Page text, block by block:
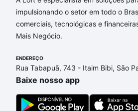
impulsionando o setor em todo o
comerciais, tecnológicas e
Mais Negócio.
ENDEREÇO
Rua Tabapuã, 743 - Itaim Bibi, São
Baixe nosso app